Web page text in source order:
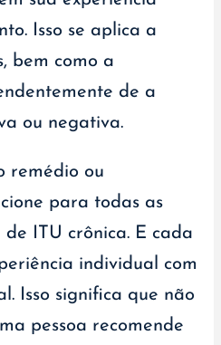
Isso se aplica a
bem como a
de a
ou negativa.
remédio ou
para todas as
de ITU crônica. E cada
individual com
Isso significa que não
pessoa recomende